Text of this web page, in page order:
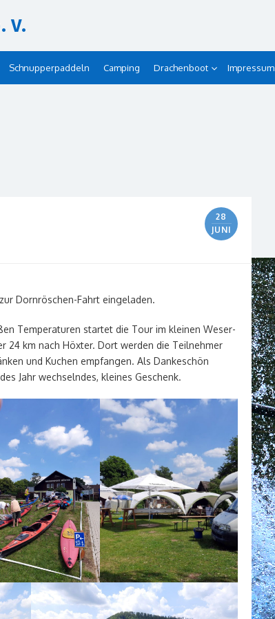
V.
Schnupperpaddeln Camping Drachenboot Impressum
28
JUNI
Dornröschen-Fahrt eingeladen.
Temperaturen startet die Tour im kleinen Weser-
24 km nach Höxter. Dort werden die Teilnehmer
und Kuchen empfangen. Als Dankeschön
Jahr wechselndes, kleines Geschenk.